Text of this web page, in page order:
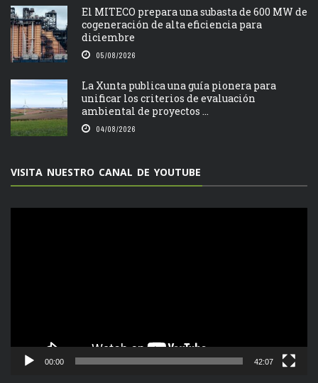
El MITECO prepara una subasta de 600 MW de
cogeneración de alta eficiencia para
diciembre
05/08/2026
La Xunta publica una guía pionera para
unificar los criterios de evaluación
ambiental de proyectos ...
04/08/2026
VISITA NUESTRO CANAL DE YOUTUBE
00:00 42:07